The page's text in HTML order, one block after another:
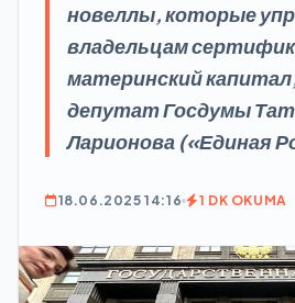
новеллы, которые
владельцам
материнский
депутат Госдумы
Ларионова («Единая
18.06.2025 14:16 1 DK OKUMA